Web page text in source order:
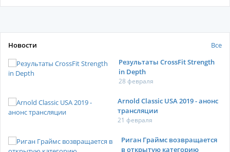
Новости
Все
Результаты CrossFit Strength
in Depth
28 февраля
Arnold Classic USA 2019 - анонс
трансляции
21 февраля
Риган Граймс возвращается
в открытую категорию